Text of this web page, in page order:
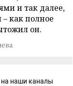
и так далее,
как полное
он.
наши каналы